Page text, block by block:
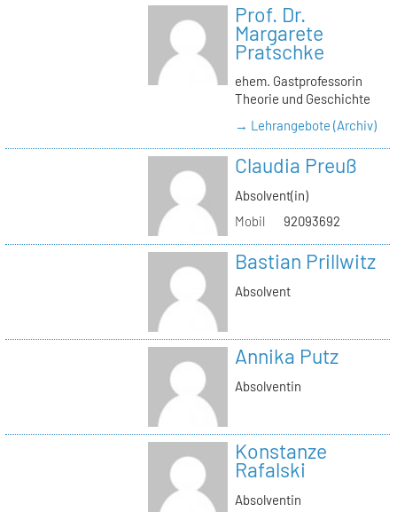
Prof. Dr.
Margarete
Pratschke
ehem. Gastprofessorin
Theorie und Geschichte
→ Lehrangebote (Archiv)
Claudia Preuß
Absolvent(in)
Mobil
92093692
Bastian Prillwitz
Absolvent
Annika Putz
Absolventin
Konstanze
Rafalski
Absolventin